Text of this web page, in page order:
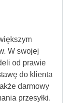
W swojej
od prawie
do klienta
darmowy
przesyłki.